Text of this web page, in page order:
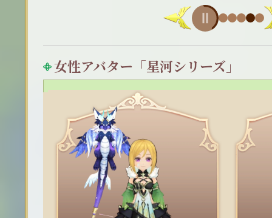
女性アバター「星河シリーズ」